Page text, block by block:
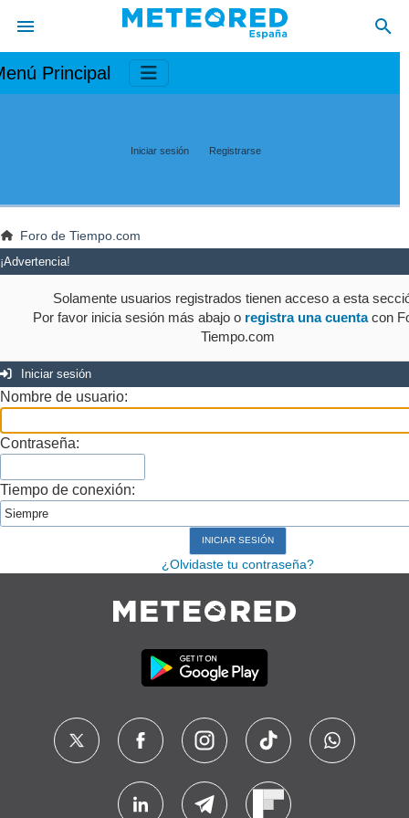
Principal
Iniciar sesión Registrarse
Foro de Tiempo.com
¡Advertencia!
Solamente usuarios registrados tienen acceso a esta
Por favor inicia sesión más abajo o registra una cuentacon
Tiempo.com
Iniciar sesión
Nombre de usuario:
Contraseña:
Tiempo de conexión:
¿Olvidaste tu contraseña?